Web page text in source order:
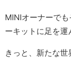
MINIオーナーで
ーキットに足を運
きっと、新たな